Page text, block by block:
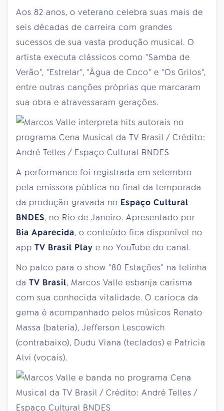
Aos 82 anos, o veterano celebra suas mais de
seis décadas de carreira com grandes
sucessos de sua vasta produção musical. O
artista executa clássicos como "Samba de
Verão", "Estrelar", "Água de Coco" e "Os Grilos",
entre outras canções próprias que marcaram
sua obra e atravessaram gerações.
A performance foi registrada em setembro
pela emissora pública no final da temporada
da produção gravada no Espaço Cultural
BNDES, no Rio de Janeiro. Apresentado por
Bia Aparecida, o conteúdo fica disponível no
app TV Brasil Play e no YouTube do canal.
No palco para o show "80 Estações" na telinha
da TV Brasil, Marcos Valle esbanja carisma
com sua conhecida vitalidade. O carioca da
gema é acompanhado pelos músicos Renato
Massa (bateria), Jefferson Lescowich
(contrabaixo), Dudu Viana (teclados) e Patricia
Alvi (vocais).